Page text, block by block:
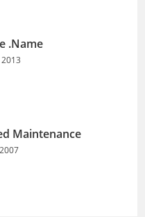
.Name
Maintenance